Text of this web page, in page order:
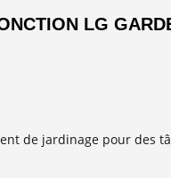
LG
de jardinage pour des